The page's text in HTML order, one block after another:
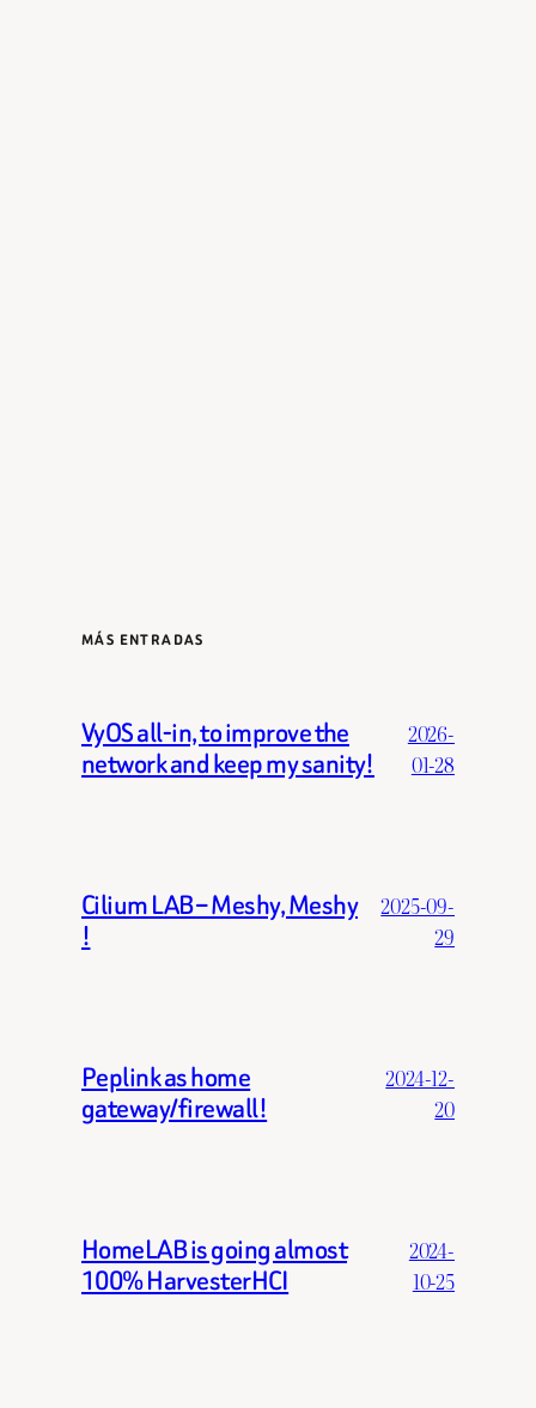
MÁS ENTRADAS
VyOS all-in, to improve the
network and keep my sanity!
2026-
01-28
Cilium LAB – Meshy, Meshy
!
2025-09-
29
Peplink as home
gateway/firewall!
2024-12-
20
HomeLAB is going almost
100% HarvesterHCI
2024-
10-25